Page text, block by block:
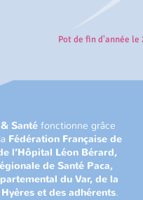
Pot de fin d'année le
Santé fonctionne grâce
Fédération Française de
l’Hôpital Léon Bérard,
de Santé Paca,
du Var, de la
et des adhérents.